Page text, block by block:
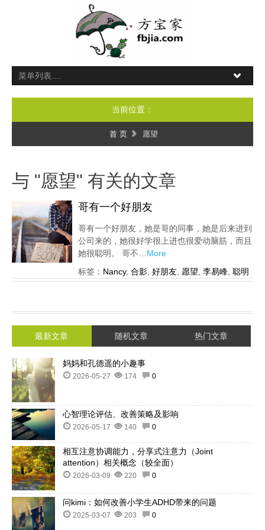
当前位置：
首 页 愿望
与 "愿望" 有关的文章
哥有一个好朋友
哥有一个好朋友，她是哥的同事，她是后来进到
公司来的，她很好学很上进也很爱动脑筋，而且
她很聪明。 哥不… More
标签： Nancy, 合影 好朋友 愿望 李易峰 聪明
最新文章 随机文章 热门文章
妈妈和孔德遥的小趣事
2026-05-27 174 0
心智理论评估、改善策略及影响
2026-05-17 140 0
相互注意协调能力，分享式注意力（Joint
attention）相关概念（较全面）
2026-03-09 220 0
问kimi：如何改善小学生ADHD带来的问题
2025-03-07 203 0